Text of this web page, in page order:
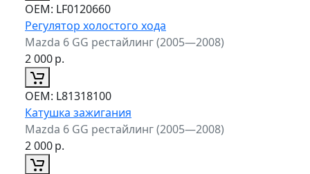
ОЕМ: LF0120660
Регулятор холостого хода
Mazda 6 GG рестайлинг (2005—2008)
2 000р.
ОЕМ: L81318100
Катушка зажигания
Mazda 6 GG рестайлинг (2005—2008)
2 000р.